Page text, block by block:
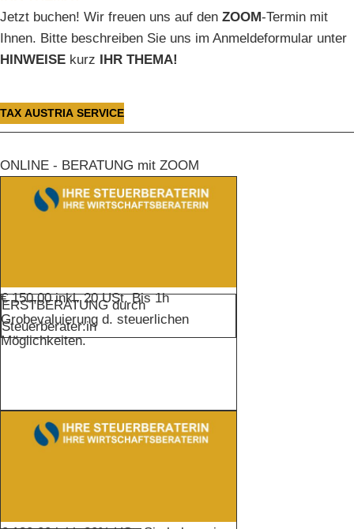
Jetzt buchen! Wir freuen uns auf den ZOOM-Termin mit
Ihnen. Bitte beschreiben Sie uns im Anmeldeformular unter
HINWEISE kurz IHR THEMA!
TAX AUSTRIA SERVICE
ONLINE - BERATUNG mit ZOOM
ERSTBERATUNG durch
Steuerberater:in
€ 150,00 inkl. 20 USt. Bis 1h
Grobevaluierung d. steuerlichen
Möglichkeiten.